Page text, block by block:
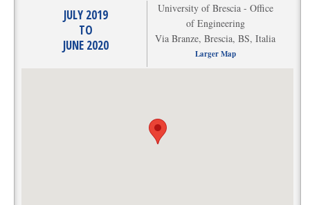
JULY 2019
TO
JUNE 2020
University of Brescia - Office
of Engineering
Via Branze, Brescia, BS, Italia
Larger Map